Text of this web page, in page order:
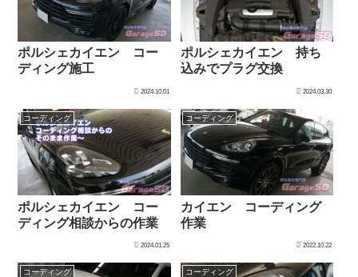
ポルシェカイエン コー
ディング施工
2024.10.01
ポルシェカイエン 持ち
込みでプラグ交換
2024.03.30
コーディング
ポルシェカイエン コー
ディング相談からの作業
2024.01.25
コーディング
カイエン コーディング
作業
2022.10.22
コーディング コーディング